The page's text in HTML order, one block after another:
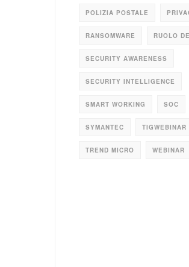
POLIZIA POSTALE
RANSOMWARE RUOLO
SECURITY AWARENESS
SECURITY INTELLIGENCE
SMART WORKING SOC
SYMANTEC TIGWEBINAR
TREND MICRO WEBINAR